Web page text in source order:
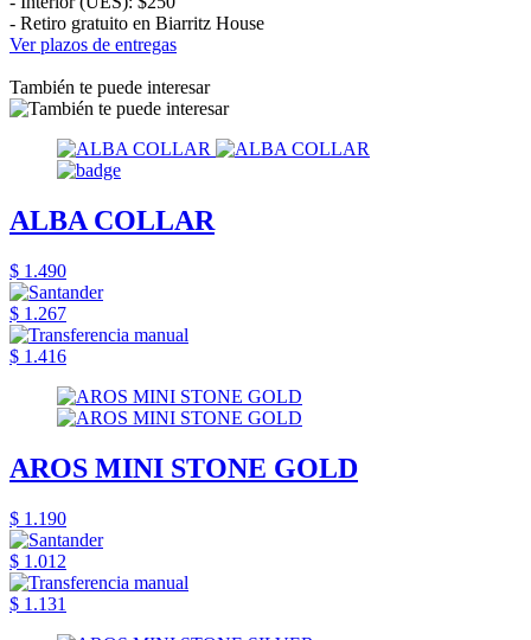
- Retiro gratuito en Biarritz House
Ver plazos de entregas
También te puede interesar
ALBA COLLAR
$ 1.490
$ 1.267
$ 1.416
AROS MINI STONE GOLD
$ 1.190
$ 1.012
$ 1.131